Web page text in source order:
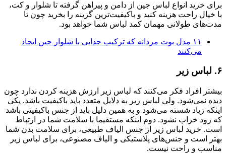
برای خرید انواع لباس جین از دامن و پیراهن گرفته تا شلوار و کت،
با خیال راحت هزینه کنید و باکیفیت‌ترین گزینه را بخرید چون تا
مدت‌های طولانی مهمان کمد لباس شما خواهد بود.
۱۱ مدل بوت مردانه که ترکیب جذابی با شلوار جین ایجاد
می‌کنند
۶. لباس زیر
بیشتر افراد فکر می‌کنند که لباس زیر ارزش هزینه کردن ندارد چون
دیده نمی‌شود. ولی لباس زیر به دلایل متعدد باید باکیفیت باشد. یکی
اینکه زیاد شسته می‌شود و به همین دلیل باید از جنس باکیفیتی باشد
که زود خراب نشود. دوم اینکه مستقیما با سلامت شما در ارتباط
است. خرید لباس زیر از جنس الیاف طبیعی، برای سلامت بدن شما
بهتر است و جنس‌های پلاستیکی و الیاف مصنوعی، برای لباس زیر
مناسب و راحت نیست.